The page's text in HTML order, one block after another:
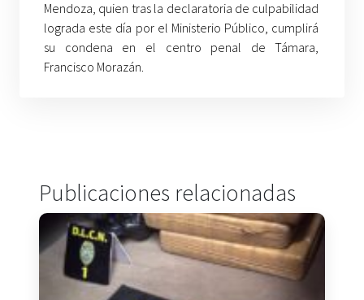
Mendoza, quien tras la declaratoria de culpabilidad
lograda este día por el Ministerio Público, cumplirá
su condena en el centro penal de Támara,
Francisco Morazán.
Publicaciones relacionadas